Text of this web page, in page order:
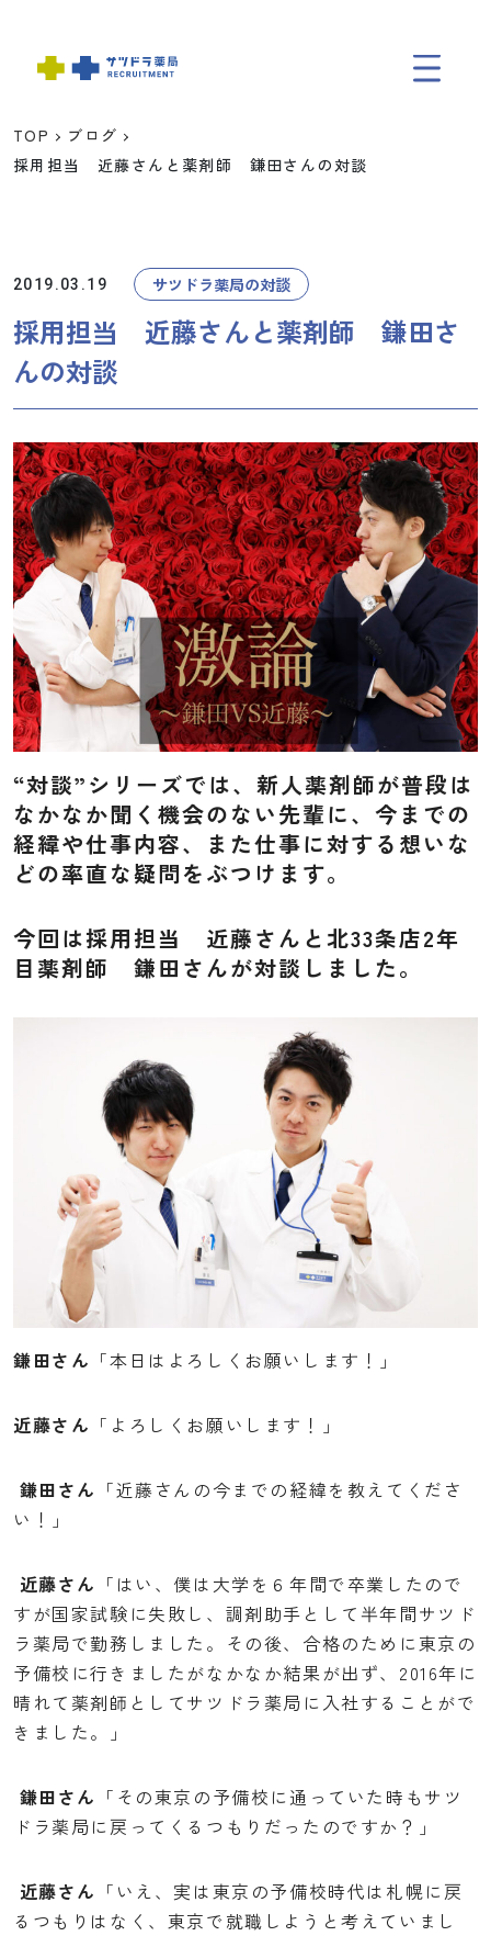
TOP
データで知るサツドラ薬局
福利厚生
先輩インタビュー
薬局紹介
仕事を知る
薬剤師
管理栄養士
調剤事務
採用情報
求める人物像
募集要項
お知らせ
ブログ
国試問題集
薬局見学会について
エントリーはこちらから
ホールディングスサイト
プライバシーポリシー
TOP
ブログ
採用担当 近藤さんと薬剤師 鎌田さんの対談
2019.03.19 サツドラ薬局の対談
採用担当 近藤さんと薬剤師 鎌田さ
んの対談
“対談”シリーズでは、新人薬剤師が普段は
なかなか聞く機会のない先輩に、今までの
経緯や仕事内容、また仕事に対する想いな
どの率直な疑問をぶつけます。
今回は採用担当 近藤さんと北33条店2年
目薬剤師 鎌田さんが対談しました。
鎌田さん 「本日はよろしくお願いします！」
近藤さん 「よろしくお願いします！」
鎌田さん 「近藤さんの今までの経緯を教えてくださ
い！」
近藤さん 「はい、僕は大学を６年間で卒業したので
すが国家試験に失敗し、調剤助手として半年間サツド
ラ薬局で勤務しました。その後、合格のために東京の
予備校に行きましたがなかなか結果が出ず、2016年に
晴れて薬剤師としてサツドラ薬局に入社することがで
きました。」
鎌田さん 「その東京の予備校に通っていた時もサツ
ドラ薬局に戻ってくるつもりだったのですか？」
近藤さん 「いえ、実は東京の予備校時代は札幌に戻
るつもりはなく、東京で就職しようと考えていまし